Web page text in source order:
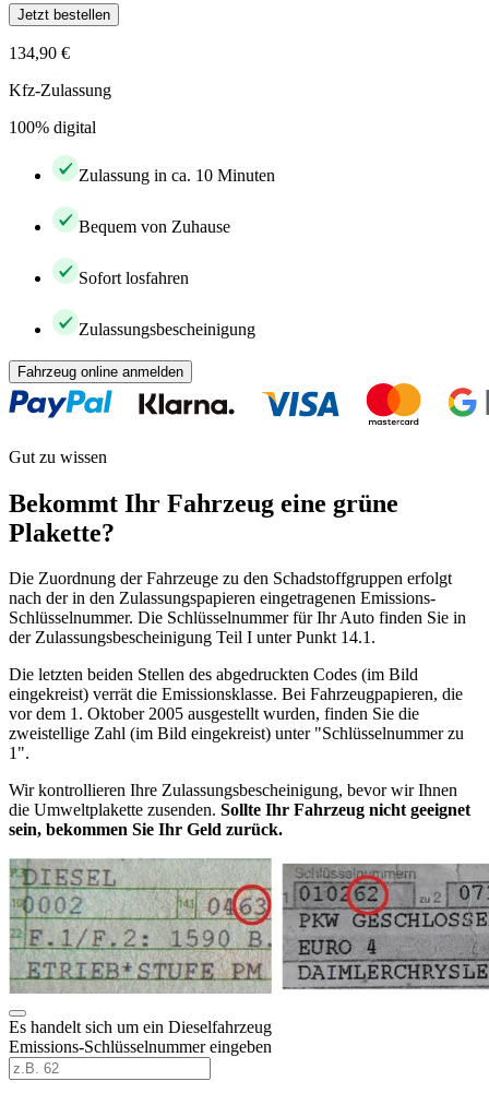
Jetzt bestellen
134,90 €
Kfz-Zulassung
100% digital
Zulassung in ca. 10 Minuten
Bequem von Zuhause
Sofort losfahren
Zulassungsbescheinigung
Fahrzeug online anmelden
Gut zu wissen
Bekommt Ihr Fahrzeug eine grüne
Plakette?
Die Zuordnung der Fahrzeuge zu den Schadstoffgruppen erfolgt
nach der in den Zulassungspapieren eingetragenen Emissions-
Schlüsselnummer. Die Schlüsselnummer für Ihr Auto finden Sie in
der Zulassungsbescheinigung Teil I unter Punkt 14.1.
Die letzten beiden Stellen des abgedruckten Codes (im Bild
eingekreist) verrät die Emissionsklasse. Bei Fahrzeugpapieren, die
vor dem 1. Oktober 2005 ausgestellt wurden, finden Sie die
zweistellige Zahl (im Bild eingekreist) unter "Schlüsselnummer zu
1".
Wir kontrollieren Ihre Zulassungsbescheinigung, bevor wir Ihnen
die Umweltplakette zusenden. Sollte Ihr Fahrzeug nicht geeignet
sein, bekommen Sie Ihr Geld zurück.
Es handelt sich um ein Dieselfahrzeug
Emissions-Schlüsselnummer eingeben